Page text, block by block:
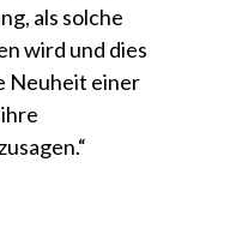
als solche
wird und dies
Neuheit einer